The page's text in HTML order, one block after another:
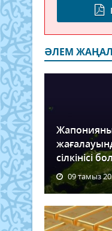
ӘЛЕМ
сілкінісі
09 тамыз